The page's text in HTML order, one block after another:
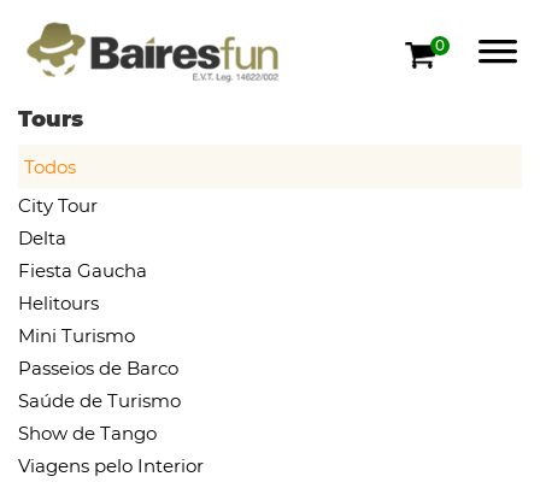
0
Tours
Todos
City Tour
Delta
Fiesta Gaucha
Helitours
Mini Turismo
Passeios de Barco
Saúde de Turismo
Show de Tango
Viagens pelo Interior